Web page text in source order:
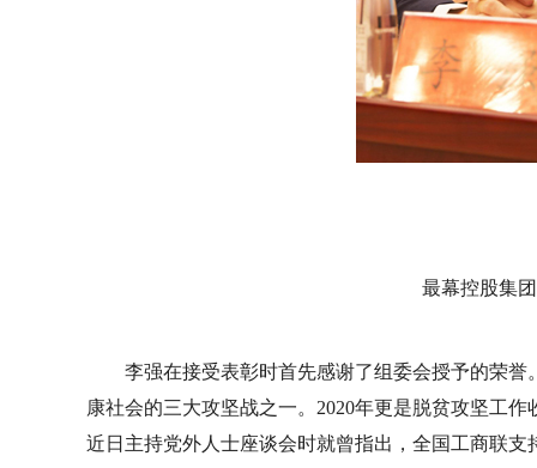
最幕控股集
李强在接受表彰时首先感谢了组委会授予的荣
康社会的三大攻坚战之一。2020年更是脱贫攻坚工
近日主持党外人士座谈会时就曾指出，全国工商联